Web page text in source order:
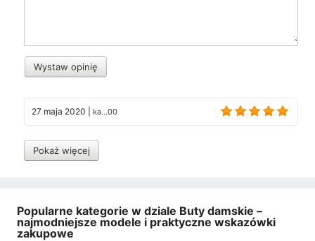
Wystaw opinię
27 maja 2020 ka...00
Pokaż więcej
Popularne kategorie w dziale Buty damskie –
najmodniejsze modele i praktyczne wskazówki
zakupowe